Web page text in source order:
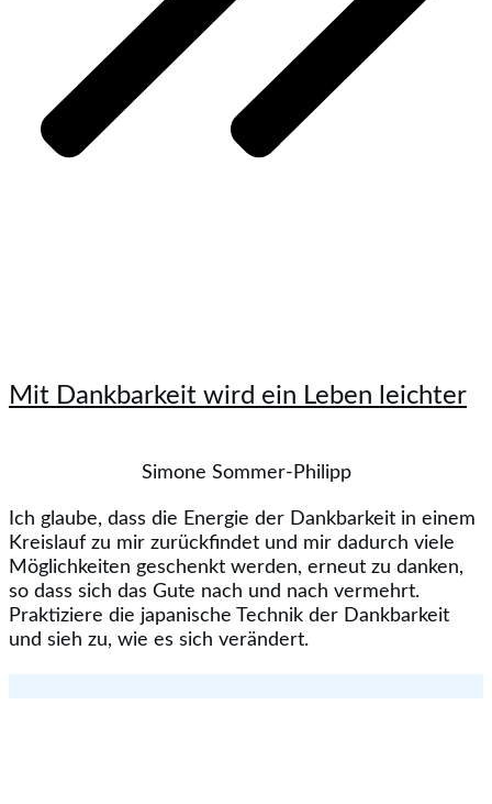
Mit Dankbarkeit wird ein Leben leichter
Simone Sommer-Philipp
Ich glaube, dass die Energie der Dankbarkeit in einem
Kreislauf zu mir zurückfindet und mir dadurch viele
Möglichkeiten geschenkt werden, erneut zu danken,
so dass sich das Gute nach und nach vermehrt.
Praktiziere die japanische Technik der Dankbarkeit
und sieh zu, wie es sich verändert.